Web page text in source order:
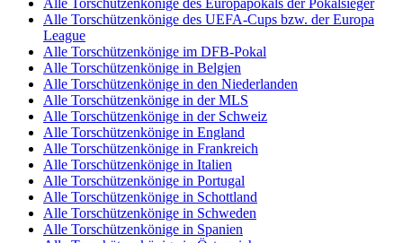
Alle Torschützenkönige des Europapokals der Pokalsieger
Alle Torschützenkönige des UEFA-Cups bzw. der Europa
League
Alle Torschützenkönige im DFB-Pokal
Alle Torschützenkönige in Belgien
Alle Torschützenkönige in den Niederlanden
Alle Torschützenkönige in der MLS
Alle Torschützenkönige in der Schweiz
Alle Torschützenkönige in England
Alle Torschützenkönige in Frankreich
Alle Torschützenkönige in Italien
Alle Torschützenkönige in Portugal
Alle Torschützenkönige in Schottland
Alle Torschützenkönige in Schweden
Alle Torschützenkönige in Spanien